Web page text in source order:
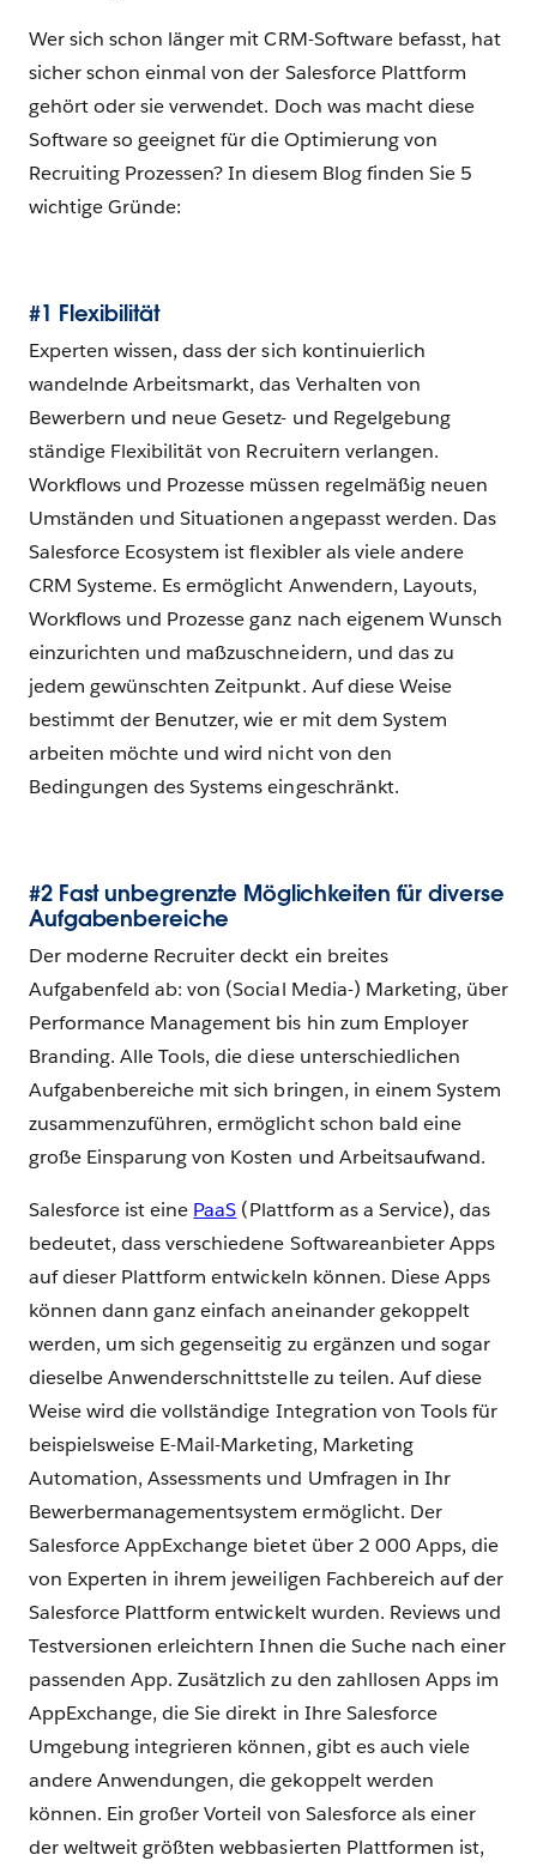
Wer sich schon länger mit CRM-Software befasst, hat
sicher schon einmal von der Salesforce Plattform
gehört oder sie verwendet. Doch was macht diese
Software so geeignet für die Optimierung von
Recruiting Prozessen? In diesem Blog finden Sie 5
wichtige Gründe:
#1 Flexibilität
Experten wissen, dass der sich kontinuierlich
wandelnde Arbeitsmarkt, das Verhalten von
Bewerbern und neue Gesetz- und Regelgebung
ständige Flexibilität von Recruitern verlangen.
Workflows und Prozesse müssen regelmäßig neuen
Umständen und Situationen angepasst werden. Das
Salesforce Ecosystem ist flexibler als viele andere
CRM Systeme. Es ermöglicht Anwendern, Layouts,
Workflows und Prozesse ganz nach eigenem Wunsch
einzurichten und maßzuschneidern, und das zu
jedem gewünschten Zeitpunkt. Auf diese Weise
bestimmt der Benutzer, wie er mit dem System
arbeiten möchte und wird nicht von den
Bedingungen des Systems eingeschränkt.
#2 Fast unbegrenzte Möglichkeiten für diverse
Aufgabenbereiche
Der moderne Recruiter deckt ein breites
Aufgabenfeld ab: von (Social Media-) Marketing, über
Performance Management bis hin zum Employer
Branding. Alle Tools, die diese unterschiedlichen
Aufgabenbereiche mit sich bringen, in einem System
zusammenzuführen, ermöglicht schon bald eine
große Einsparung von Kosten und Arbeitsaufwand.
Salesforce ist eine PaaS (Plattform as a Service), das
bedeutet, dass verschiedene Softwareanbieter Apps
auf dieser Plattform entwickeln können. Diese Apps
können dann ganz einfach aneinander gekoppelt
werden, um sich gegenseitig zu ergänzen und sogar
dieselbe Anwenderschnittstelle zu teilen. Auf diese
Weise wird die vollständige Integration von Tools für
beispielsweise E-Mail-Marketing, Marketing
Automation, Assessments und Umfragen in Ihr
Bewerbermanagementsystem ermöglicht. Der
Salesforce AppExchange bietet über 2 000 Apps, die
von Experten in ihrem jeweiligen Fachbereich auf der
Salesforce Plattform entwickelt wurden. Reviews und
Testversionen erleichtern Ihnen die Suche nach einer
passenden App. Zusätzlich zu den zahllosen Apps im
AppExchange, die Sie direkt in Ihre Salesforce
Umgebung integrieren können, gibt es auch viele
andere Anwendungen, die gekoppelt werden
können. Ein großer Vorteil von Salesforce als einer
der weltweit größten webbasierten Plattformen ist,